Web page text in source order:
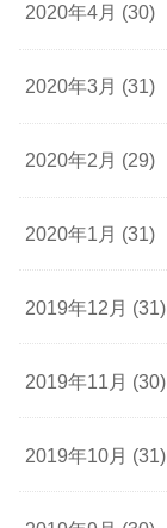
2020年4月 (30)
2020年3月 (31)
2020年2月 (29)
2020年1月 (31)
2019年12月 (31)
2019年11月 (30)
2019年10月 (31)